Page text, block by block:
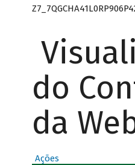
do
da
Ações